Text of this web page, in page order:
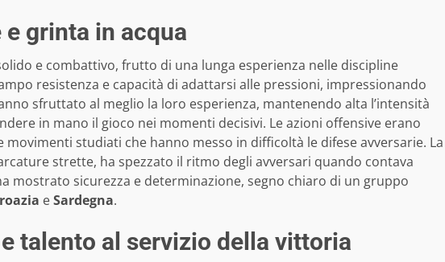
grinta in acqua
e combattivo, frutto di una lunga esperienza nelle discipline
resistenza e capacità di adattarsi alle pressioni, impressionando
sfruttato al meglio la loro esperienza, mantenendo alta l’intensità
in mano il gioco nei momenti decisivi. Le azioni offensive erano
movimenti studiati che hanno messo in difficoltà le difese avversarie. La
strette, ha spezzato il ritmo degli avversari quando contava
mostrato sicurezza e determinazione, segno chiaro di un gruppo
eSardegna.
talento al servizio della vittoria